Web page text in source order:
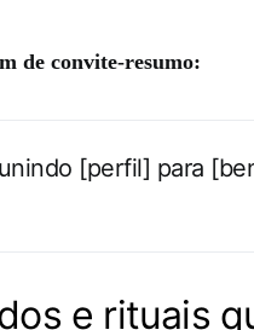
de convite-resumo:
[perfil] para
e rituais